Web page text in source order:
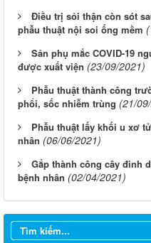
Điều trị sỏi thận còn sót
phẫu thuật nội soi ống mềm
Sản phụ mắc COVID-19
được xuất viện (23/09/2021)
Phẫu thuật thành công
phổi, sốc nhiễm trùng (21/
Phẫu thuật lấy khối u xơ
nhân (06/06/2021)
Gắp thành công cây đinh
bệnh nhân (02/04/2021)